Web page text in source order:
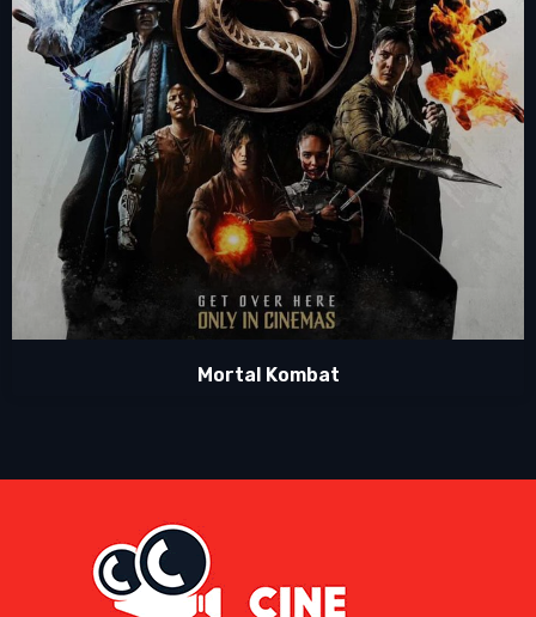
Mortal Kombat